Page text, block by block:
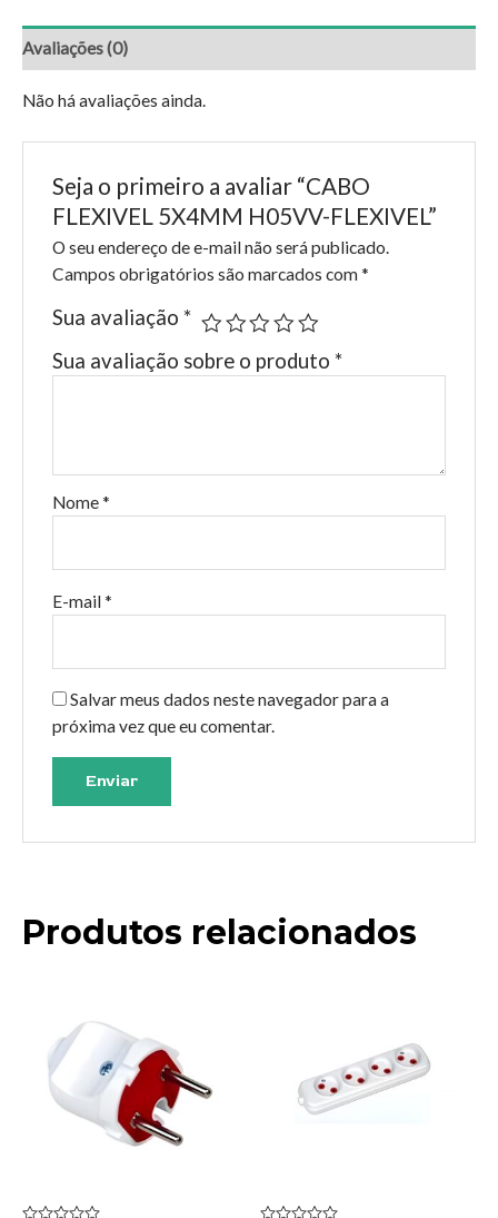
Avaliações (0)
Não há avaliações ainda.
Seja o primeiro a avaliar “CABO
FLEXIVEL 5X4MM H05VV-FLEXIVEL”
O seu endereço de e-mail não será publicado.
Campos obrigatórios são marcados com *
Sua avaliação *
Sua avaliação sobre o produto *
Nome *
E-mail *
Salvar meus dados neste navegador para a
próxima vez que eu comentar.
Produtos relacionados